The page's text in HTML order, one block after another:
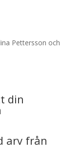
Pettersson och
din
arv från